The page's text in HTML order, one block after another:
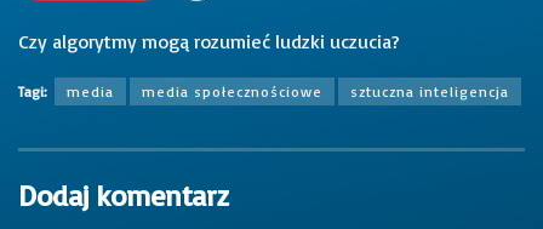
Czy algorytmy mogą rozumieć ludzki uczucia?
Tagi: media media społecznościowe sztuczna inteligencja
Dodaj komentarz